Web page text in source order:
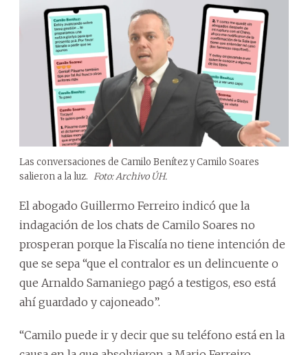
Las conversaciones de Camilo Benítez y Camilo Soares
salieron a la luz. Foto: Archivo ÚH.
El abogado Guillermo Ferreiro indicó que la
indagación de los chats de Camilo Soares no
prosperan porque la Fiscalía no tiene intención de
que se sepa “que el contralor es un delincuente o
que Arnaldo Samaniego pagó a testigos, eso está
ahí guardado y cajoneado”.
“Camilo puede ir y decir que su teléfono está en la